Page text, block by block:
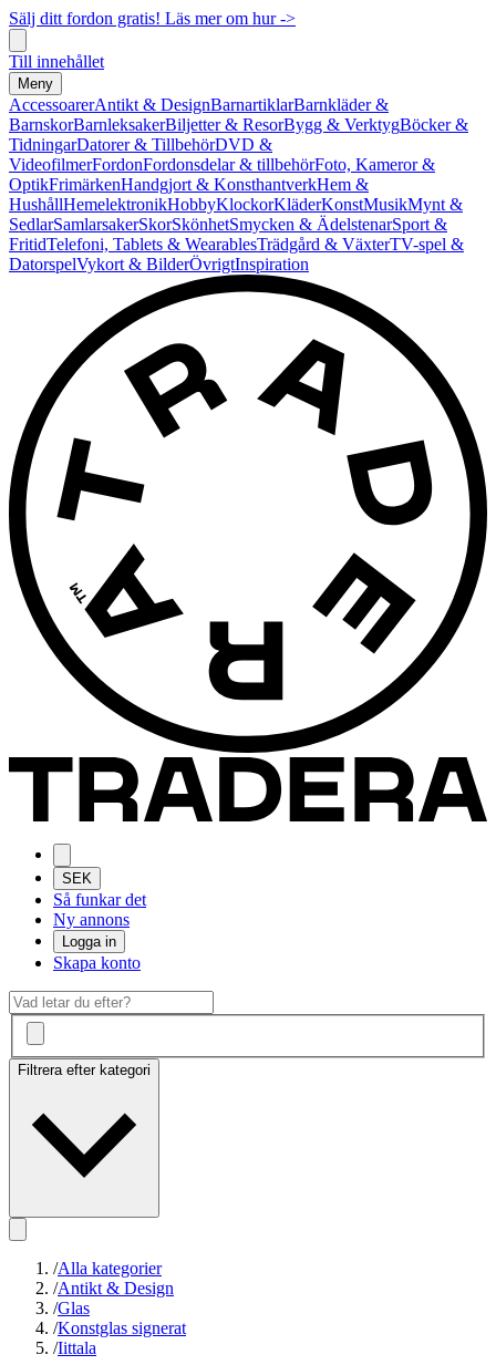
Sälj ditt fordon gratis! Läs mer om hur ->
Till innehållet
Meny
AccessoarerAntikt & DesignBarnartiklarBarnkläder &
BarnskorBarnleksakerBiljetter & ResorBygg & VerktygBöcker &
TidningarDatorer & TillbehörDVD &
VideofilmerFordonFordonsdelar & tillbehörFoto, Kameror &
OptikFrimärkenHandgjort & KonsthantverkHem &
HushållHemelektronikHobbyKlockorKläderKonstMusikMynt &
SedlarSamlarsakerSkorSkönhetSmycken & ÄdelstenarSport &
FritidTelefoni, Tablets & WearablesTrädgård & VäxterTV-spel &
DatorspelVykort & BilderÖvrigtInspiration
SEK
Så funkar det
Ny annons
Logga in
Skapa konto
Filtrera efter kategori
/Alla kategorier
/Antikt & Design
/Glas
/Konstglas signerat
/Iittala